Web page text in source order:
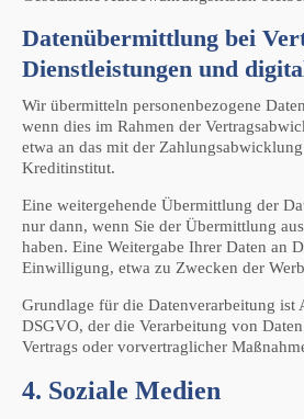
Datenübermittlung bei
Dienstleistungen und
Wir übermitteln personenbezogene
wenn dies im Rahmen der
etwa an das mit der
Kreditinstitut.
Eine weitergehende Übermittlung der
nur dann, wenn Sie der Übermittlung
haben. Eine Weitergabe Ihrer Daten an
Einwilligung, etwa zu Zwecken der
Grundlage für die Datenverarbeitung ist
DSGVO, der die Verarbeitung von
Vertrags oder vorvertraglicher
4. Soziale Medien